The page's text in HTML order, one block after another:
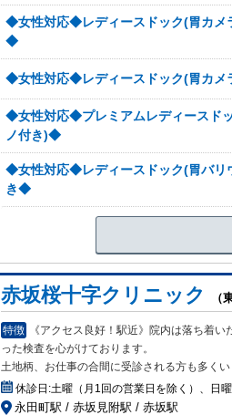
◆女性対応◆レディースドック(胃カメ
◆
◆女性対応◆レディースドック(胃カメ
◆女性対応◆プレミアムレディースド
ノ付き)◆
◆女性対応◆レディースドック(胃バリ
き◆
赤坂桜十字クリニック （
特徴
《アクセス良好！駅近》院内は落ち着
った検査を心がけております。
土地柄、お仕事の合間に受診される方も多く
休診日:土曜（月1回の営業日を除く）、日
永田町駅 / 赤坂見附駅 / 赤坂駅